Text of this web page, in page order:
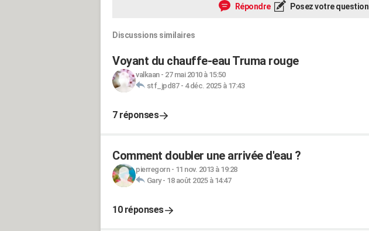
Répondre Posez votre question
Discussions similaires
Voyant du chauffe-eau Truma rouge
valkaan- 27 mai 2010 à 15:50
stf_jpd87- 4 déc. 2025 à 17:43
7 réponses
Comment doubler une arrivée d'eau ?
pierregorn- 11 nov. 2013 à 19:28
Gary- 18 août 2025 à 14:47
10 réponses